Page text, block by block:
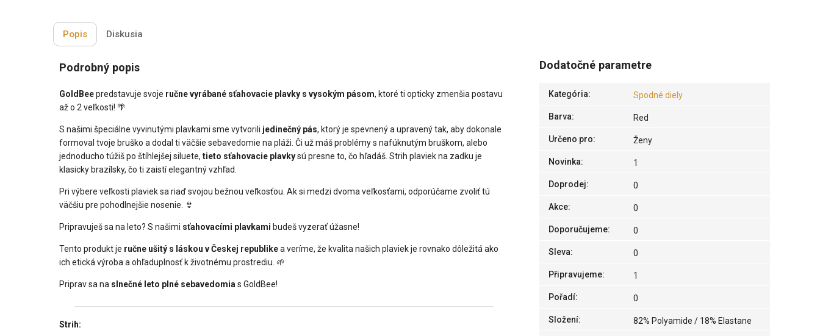
Popis Diskusia
Podrobný popis
GoldBeepredstavuje svoje ručne vyrábané sťahovacie plavky s vysokým pásom, ktoré ti opticky zmenšia postavu
až o 2 veľkosti! 🌴
S našimi špeciálne vyvinutými plavkami sme vytvorili jedinečný pás, ktorý je spevnený a upravený tak, aby dokonale
formoval tvoje bruško a dodal ti väčšie sebavedomie na pláži. Či už máš problémy s nafúknutým bruškom, alebo
jednoducho túžiš po štíhlejšej siluete, tieto sťahovacie plavkysú presne to, čo hľadáš. Strih plaviek na zadku je
klasicky brazílsky, čo ti zaistí elegantný vzhľad.
Pri výbere veľkosti plaviek sa riaď svojou bežnou veľkosťou. Ak si medzi dvoma veľkosťami, odporúčame zvoliť tú
väčšiu pre pohodlnejšie nosenie. 👙
Pripravuješ sa na leto? S našimi sťahovacími plavkami budeš vyzerať úžasne!
Tento produkt je ručne ušitý s láskou v Českej republikea veríme, že kvalita našich plaviek je rovnako dôležitá ako
ich etická výroba a ohľaduplnosť k životnému prostrediu. 🌱
Priprav sa na slnečné leto plné sebavedomia s GoldBee!
Strih:
Dodatočné parametre
Kategória: Spodné diely
Barva: Red
Určeno pro: Ženy
Novinka: 1
Doprodej: 0
Akce: 0
Doporučujeme: 0
Sleva: 0
Připravujeme: 1
Pořadí: 0
Složení: 82% Polyamide / 18% Elastane